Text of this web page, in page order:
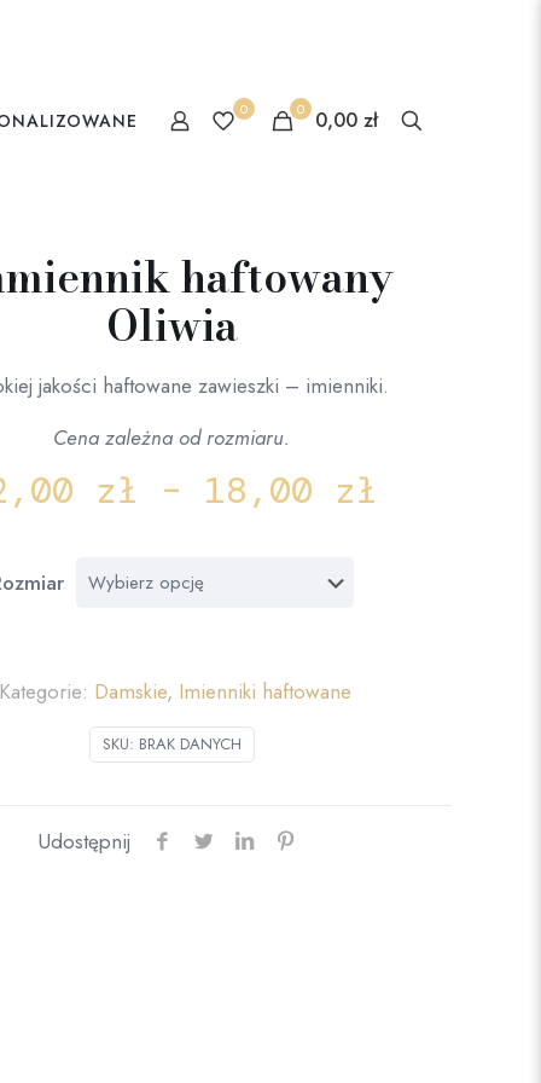
0 0 0,00 zł
haftowany
Oliwia
jakości haftowane zawieszki – imienniki.
Cena zależna od rozmiaru.
zł – 18,00 zł
SKU: BRAK DANYCH
Kategorie: Damskie, Imienniki haftowane
Udostępnij